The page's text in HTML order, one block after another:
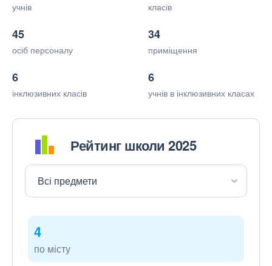
учнів класів
45
осіб персоналу
34
приміщення
6
інклюзивних класів
6
учнів в інклюзивних класах
Рейтинг школи 2025
4
по місту